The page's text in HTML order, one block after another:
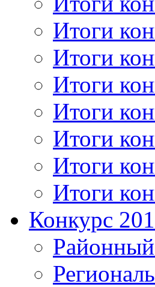
Итоги
Итоги
Итоги
Итоги
Итоги
Итоги
Итоги
Конкурс